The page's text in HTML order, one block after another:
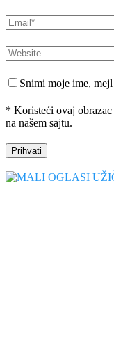
Snimi moje ime,
* Koristeći ovaj obrazac
na našem sajtu.